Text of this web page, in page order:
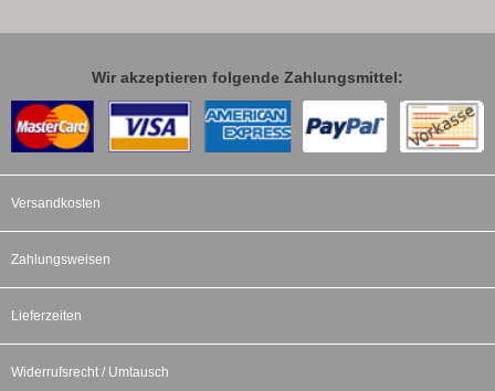
Wir akzeptieren folgende Zahlungsmittel:
Versandkosten
Zahlungsweisen
Lieferzeiten
Widerrufsrecht / Umtausch